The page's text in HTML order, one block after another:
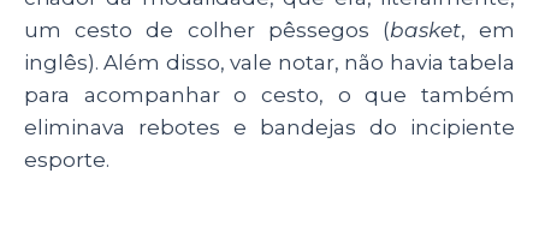
um cesto de colher pêssegos (basket, em
inglês). Além disso, vale notar, não havia tabela
para acompanhar o cesto, o que também
eliminava rebotes e bandejas do incipiente
esporte.